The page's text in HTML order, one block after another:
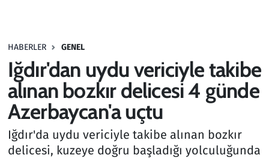
HABERLER GENEL
Iğdır'dan uydu vericiyle takibe
alınan bozkır delicesi 4 günde
Azerbaycan'a uçtu
Iğdır'da uydu vericiyle takibe alınan bozkır
delicesi, kuzeye doğru başladığı yolculuğunda
Haber
Kültür Sanat
Kurumsal Haberler
Lezzet Durağı